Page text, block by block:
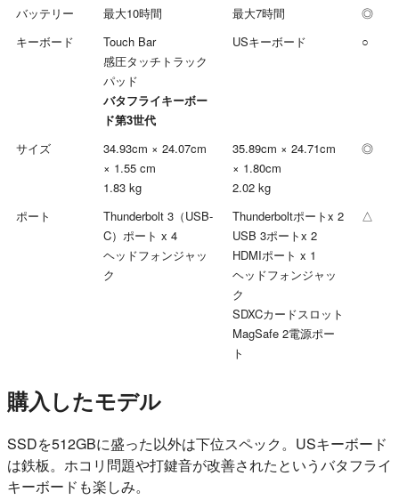
バッテリー 最大10時間 最大7時間
◎
キーボード
Touch Bar
感圧タッチトラック
パッド
バタフライキーボー
ド第3世代
USキーボード ○
サイズ
34.93cm × 24.07cm
× 1.55 cm
1.83 kg
35.89cm × 24.71cm
× 1.80cm
2.02 kg
◎
ポート
Thunderbolt 3（USB-
C）ポート x 4
ヘッドフォンジャッ
ク
Thunderboltポートx 2
USB 3ポートx 2
HDMIポート x 1
ヘッドフォンジャッ
ク
SDXCカードスロット
MagSafe 2電源ポー
ト
△
購入したモデル
SSDを512GBに盛った以外は下位スペック。USキーボード
は鉄板。ホコリ問題や打鍵音が改善されたというバタフライ
キーボードも楽しみ。